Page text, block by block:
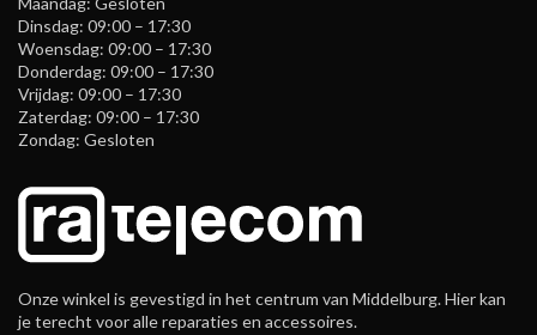
Dinsdag: 09:00 – 17:30
Woensdag: 09:00 – 17:30
Donderdag: 09:00 – 17:30
Vrijdag: 09:00 – 17:30
Zaterdag: 09:00 – 17:30
Zondag: Gesloten
Onze winkel is gevestigd in het centrum van Middelburg. Hier kan
je terecht voor alle reparaties en accessoires.